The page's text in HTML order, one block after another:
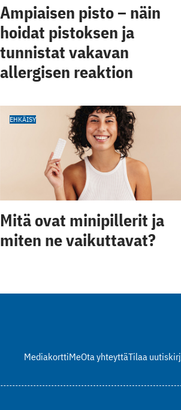
Ampiaisen pisto – näin
hoidat pistoksen ja
tunnistat vakavan
allergisen reaktion
EHKÄISY
Mitä ovat minipillerit ja
miten ne vaikuttavat?
MediakorttiMeOta yhteyttäTilaa